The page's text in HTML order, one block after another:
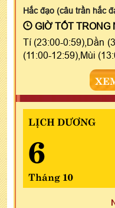
Hắc đạo (câu trần hắc
GIỜ TỐT TRONG
Tí (23:00-0:59),Dần
(11:00-12:59),Mùi
LỊCH DƯƠNG
6
Tháng 10